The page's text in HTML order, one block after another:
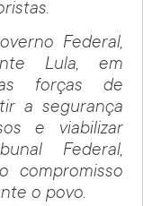
Federal,
Lula, em
forças de
a segurança
e viabilizar
Federal,
compromisso
o povo.